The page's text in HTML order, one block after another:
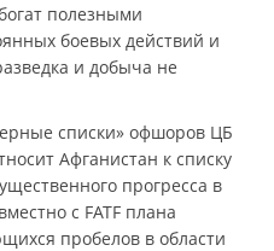
полезными
боевых действий и
и добыча не
списки» офшоров ЦБ
Афганистан к списку
прогресса в
с FATF плана
пробелов в области